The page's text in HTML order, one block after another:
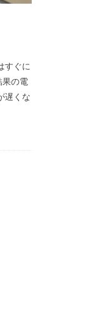
すぐに
果の電
遅くな